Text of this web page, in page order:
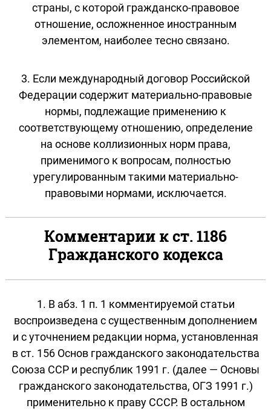
страны, с которой гражданско-правовое
отношение, осложненное иностранным
элементом, наиболее тесно связано.
3. Если международный договор Российской
Федерации содержит материально-правовые
нормы, подлежащие применению к
соответствующему отношению, определение
на основе коллизионных норм права,
применимого к вопросам, полностью
урегулированным такими материально-
правовыми нормами, исключается.
Комментарии к ст. 1186
Гражданского кодекса
1. В абз. 1 п. 1 комментируемой статьи
воспроизведена с существенным дополнением
и с уточнением редакции норма, установленная
в ст. 156 Основ гражданского законодательства
Союза ССР и республик 1991 г. (далее — Основы
гражданского законодательства, ОГЗ 1991 г.)
применительно к праву СССР. В остальном